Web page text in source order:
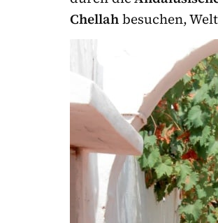
Chellahbesuchen,